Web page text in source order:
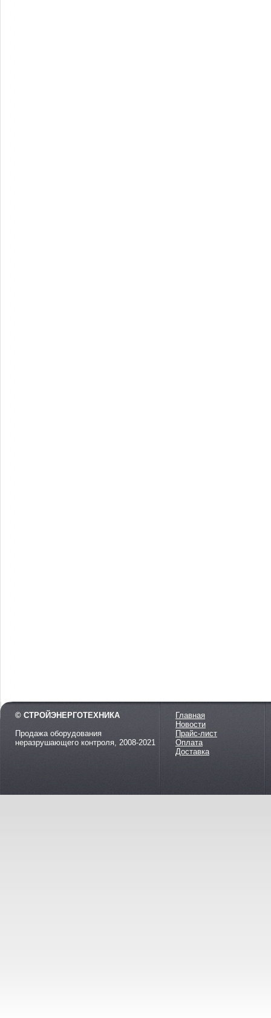
© СТРОЙЭНЕРГОТЕХНИКА
Продажа оборудования
неразрушающего контроля, 2008-2021
Главная
Новости
Прайс-лист
Оплата
Доставка